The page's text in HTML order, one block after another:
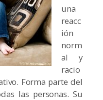
una
reacc
ión
norm
al y
racio
Forma parte del
las personas. Su